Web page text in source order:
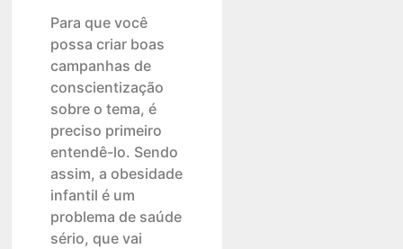
Para que você
possa criar boas
campanhas de
conscientização
sobre o tema, é
preciso primeiro
entendê-lo. Sendo
assim, a obesidade
infantil é um
problema de saúde
sério, que vai